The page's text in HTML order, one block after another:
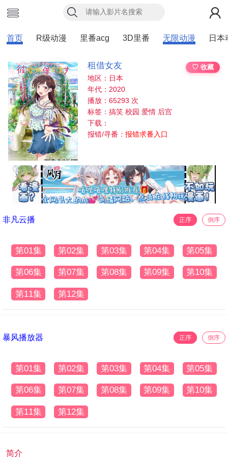
首页 R级动漫 里番acg 3D里番 无限动漫 日本
租借女友
♡ 收藏
地区：日本
年代：2020
播放：65293 次
标签：搞笑 校园 爱情 后宫
下载：
报错/寻番：报错求番入口
非凡云播 正序 倒序
第01集 第02集 第03集 第04集 第05集
第06集 第07集 第08集 第09集 第10集
第11集 第12集
暴风播放器 正序 倒序
第01集 第02集 第03集 第04集 第05集
第06集 第07集 第08集 第09集 第10集
第11集 第12集
简介